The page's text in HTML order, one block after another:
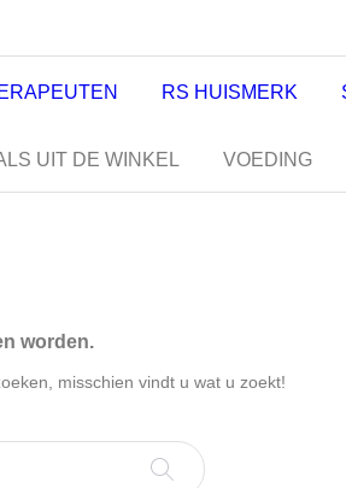
RS HUISMERK
UIT DE WINKEL VOEDING
worden.
misschien vindt u wat u zoekt!